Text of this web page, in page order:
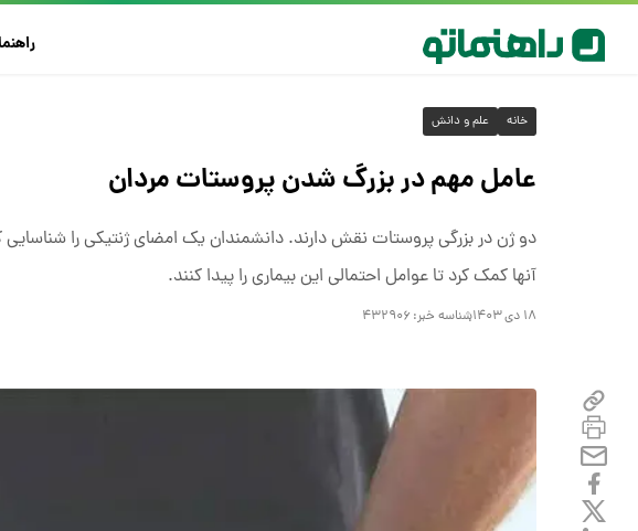
خانه علم و دانش
عامل مهم در بزرگ شدن پروستات مردان
دو ژن در بزرگی پروستات نقش دارند. دانشمندان یک امضای ژنتیکی را
آنها کمک کرد تا عوامل احتمالی این بیماری را پیدا کنند.
۱۸ دی ۱۴۰۳ شناسه خبر: ۴۳۲۹۰۶